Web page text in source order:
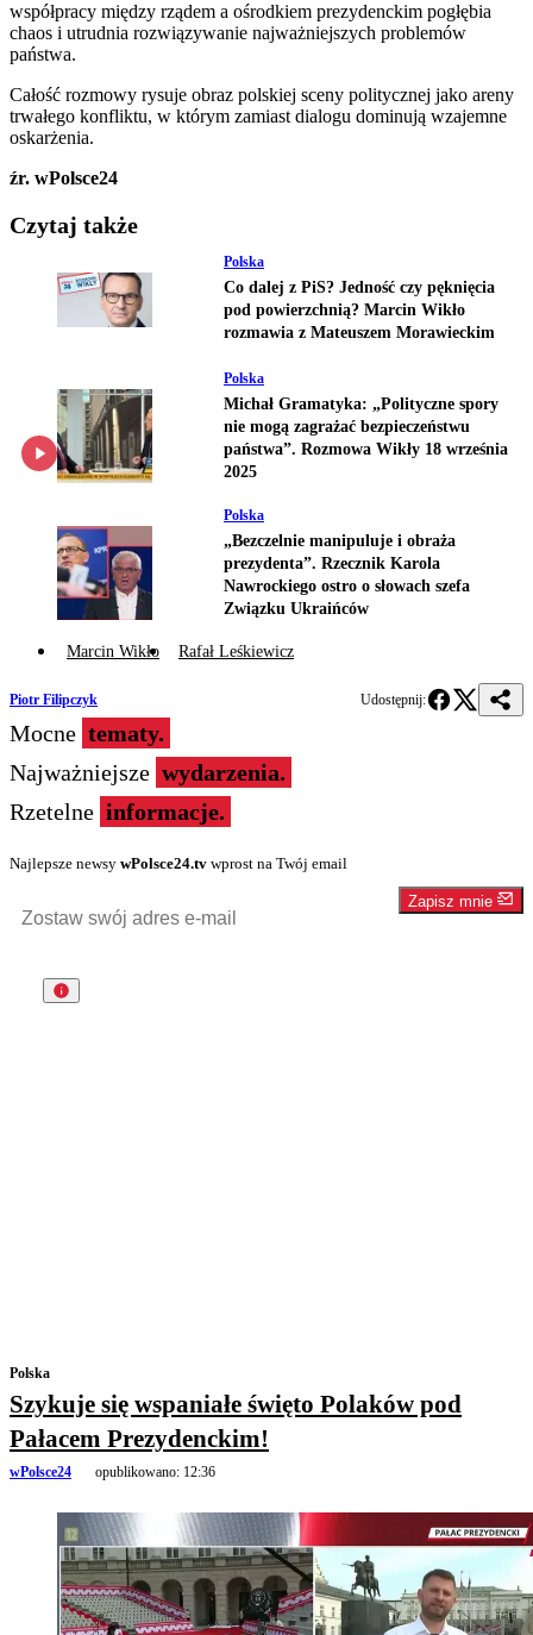
współpracy między rządem a ośrodkiem prezydenckim pogłębia
chaos i utrudnia rozwiązywanie najważniejszych problemów
państwa.
Całość rozmowy rysuje obraz polskiej sceny politycznej jako areny
trwałego konfliktu, w którym zamiast dialogu dominują wzajemne
oskarżenia.
źr. wPolsce24
Czytaj także
Polska
Co dalej z PiS? Jedność czy pęknięcia
pod powierzchnią? Marcin Wikło
rozmawia z Mateuszem Morawieckim
Polska
Michał Gramatyka: „Polityczne spory
nie mogą zagrażać bezpieczeństwu
państwa”. Rozmowa Wikły 18 września
2025
Polska
„Bezczelnie manipuluje i obraża
prezydenta”. Rzecznik Karola
Nawrockiego ostro o słowach szefa
Związku Ukraińców
Marcin Wikło Rafał Leśkiewicz
Piotr Filipczyk Udostępnij:
Mocne tematy.
Najważniejsze wydarzenia.
Rzetelne informacje.
Najlepsze newsy wPolsce24.tv wprost na Twój email
Zapisz mnie
Polska
Szykuje się wspaniałe święto Polaków pod
Pałacem Prezydenckim!
wPolsce24 opublikowano: 12:36